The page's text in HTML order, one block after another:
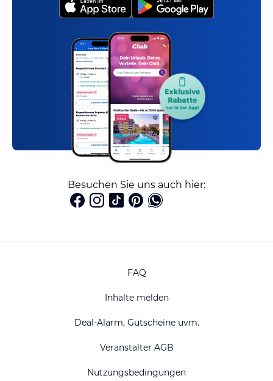
Besuchen Sie uns auch hier:
FAQ
Inhalte melden
Deal-Alarm, Gutscheine uvm.
Veranstalter AGB
Nutzungsbedingungen